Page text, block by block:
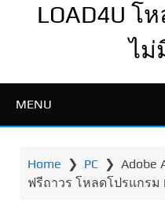
LOAD4U โ
ไม่
MENU
Home ❯ PC ❯ Adobe
ฟรีถาวร โหลดโปรแกรม